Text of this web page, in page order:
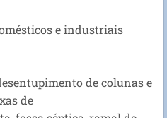
e industriais
de colunas e
de